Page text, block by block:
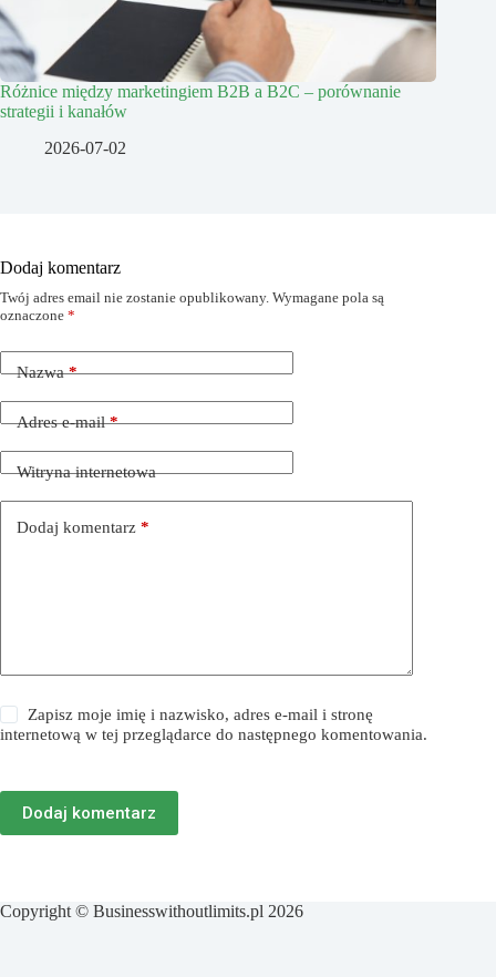
Różnice między marketingiem B2B a B2C – porównanie
strategii i kanałów
2026-07-02
Dodaj komentarz
Twój adres email nie zostanie opublikowany. Wymagane pola są
oznaczone *
Nazwa*
Adres e-mail*
Witryna internetowa
Dodaj komentarz *
Zapisz moje imię i nazwisko, adres e-mail i stronę
internetową w tej przeglądarce do następnego komentowania.
Dodaj komentarz
Copyright © Businesswithoutlimits.pl 2026